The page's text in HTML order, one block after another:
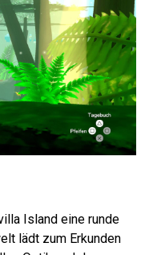
Island eine runde
lädt zum Erkunden